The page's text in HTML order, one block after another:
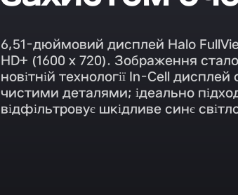
6,51-дюймовий дисплей Halo
HD+ (1600 x 720). Зображення
новітній технології In-Cell
чистими деталями; ідеально
відфільтровує шкідливе синє